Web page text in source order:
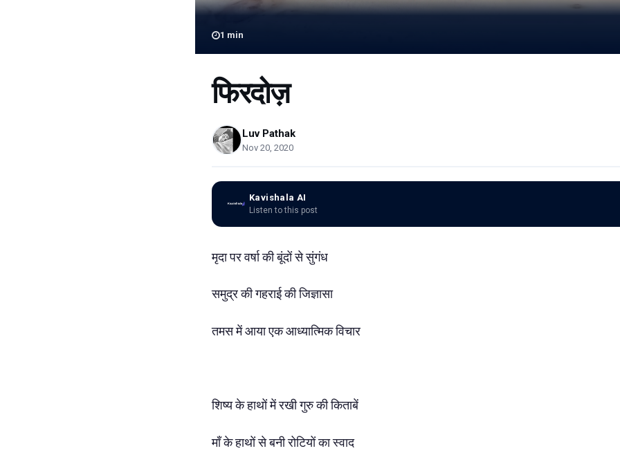
1 min
फिरदोज़
Luv Pathak
Nov 20, 2020
Kavishala AI
Listen to this post
मृदा पर वर्षा की बूंदों से सुंगंध
समुद्र की गहराई की जिज्ञासा
तमस में आया एक आध्यात्मिक विचार
शिष्य के हाथों में रखी गुरु की किताबें
माँ के हाथों से बनी रोटियों का स्वाद